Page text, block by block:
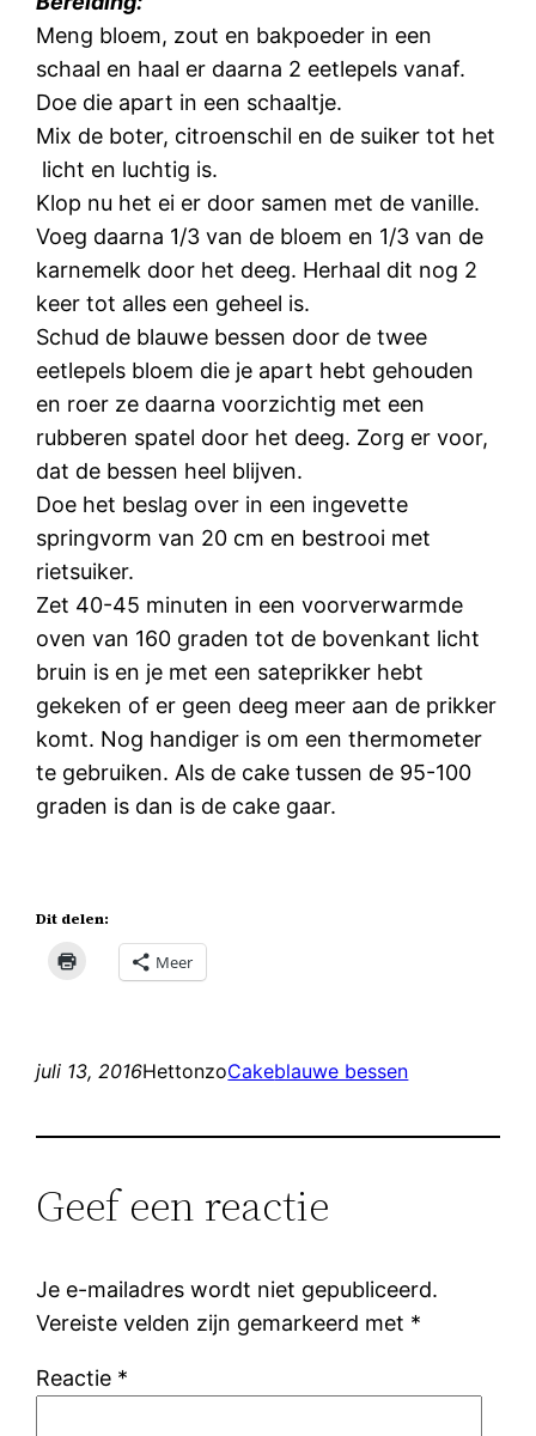
Meng bloem, zout en bakpoeder in een
schaal en haal er daarna 2 eetlepels vanaf.
Doe die apart in een schaaltje.
Mix de boter, citroenschil en de suiker tot het
licht en luchtig is.
Klop nu het ei er door samen met de vanille.
Voeg daarna 1/3 van de bloem en 1/3 van de
karnemelk door het deeg. Herhaal dit nog 2
keer tot alles een geheel is.
Schud de blauwe bessen door de twee
eetlepels bloem die je apart hebt gehouden
en roer ze daarna voorzichtig met een
rubberen spatel door het deeg. Zorg er voor,
dat de bessen heel blijven.
Doe het beslag over in een ingevette
springvorm van 20 cm en bestrooi met
rietsuiker.
Zet 40-45 minuten in een voorverwarmde
oven van 160 graden tot de bovenkant licht
bruin is en je met een sateprikker hebt
gekeken of er geen deeg meer aan de prikker
komt. Nog handiger is om een thermometer
te gebruiken. Als de cake tussen de 95-100
graden is dan is de cake gaar.
Dit delen:
Meer
juli 13, 2016HettonzoCakeblauwe bessen
Geef een reactie
Je e-mailadres wordt niet gepubliceerd.
Vereiste velden zijn gemarkeerd met *
Reactie *